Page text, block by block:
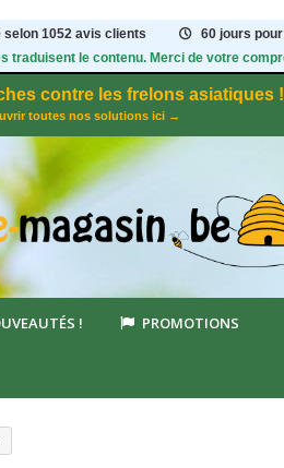
selon 1052avis clients 60 jours
traduisent le contenu. Merci de votre
contre les frelons asiatiques !
toutes nos solutions ici →
! PROMOTIONS